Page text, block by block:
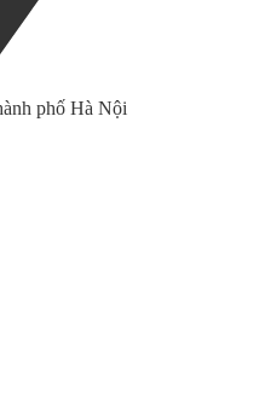
phố Hà Nội